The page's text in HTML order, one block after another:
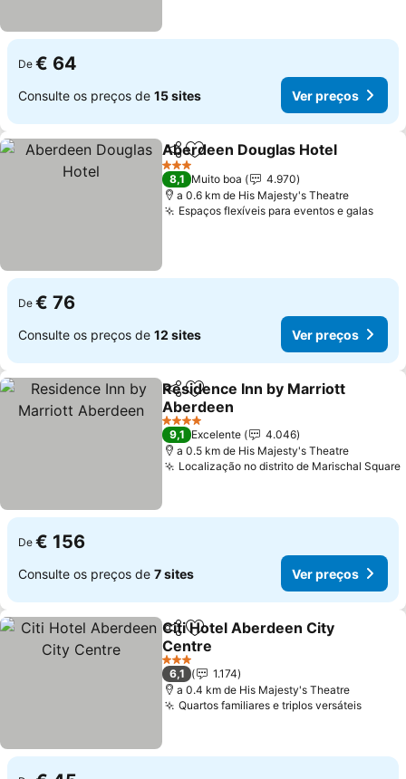
De € 64
Consulte os preços de 15 sites Ver preços
PartilharAdicionar aos favoritos
Aberdeen Douglas Hotel
3 Estrelas
8,1 Muito boa
4.970
a 0.6 km de His Majesty's Theatre
Espaços flexíveis para eventos e galasVer
De € 76
Consulte os preços de 12 sites Ver preços
PartilharAdicionar aos favoritos
Residence Inn by Marriott
Aberdeen
Ver preços
4 Estrelas
9,1 Excelente
4.046
a 0.5 km de His Majesty's Theatre
Localização no distrito de Marischal Square
De € 156
Consulte os preços de 7 sites Ver preços
PartilharAdicionar aos favoritos
Citi Hotel Aberdeen City
Centre
Ver preços
3 Estrelas
6,1
1.174
a 0.4 km de His Majesty's Theatre
Quartos familiares e triplos versáteisVer